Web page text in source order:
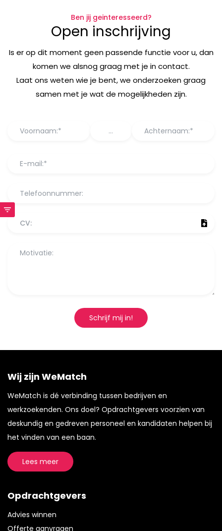
Ben jij geinteresseerd?
Open inschrijving
Is er op dit moment geen passende functie voor u, dan
komen we alsnog graag met je in contact.
Laat ons weten wie je bent, we onderzoeken graag
samen met je wat de mogelijkheden zijn.
CV:
Schrijf mij in!
Wij zijn WeMatch
WeMatch is dé verbinding tussen bedrijven en
werkzoekenden. Ons doel? Opdrachtgevers voorzien van
deskundig en gedreven personeel en kandidaten helpen bij
het vinden van een baan.
Lees meer
Opdrachtgevers
Advies winnen
Offerte aanvragen